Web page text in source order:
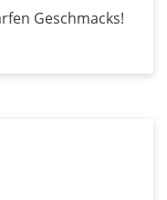
Geschmacks!